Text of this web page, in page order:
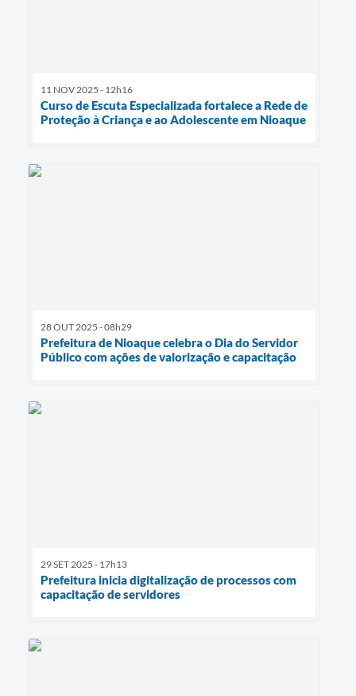
11 NOV 2025 - 12h16
Curso de Escuta Especializada fortalece a Rede de
Proteção à Criança e ao Adolescente em Nioaque
28 OUT 2025 - 08h29
Prefeitura de Nioaque celebra o Dia do Servidor
Público com ações de valorização e capacitação
29 SET 2025 - 17h13
Prefeitura inicia digitalização de processos com
capacitação de servidores